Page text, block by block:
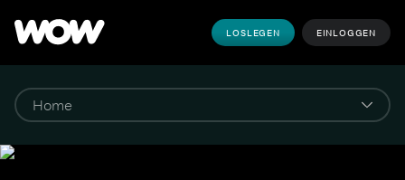
LOSLEGEN EINLOGGEN